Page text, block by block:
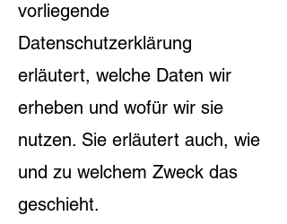
vorliegende
Datenschutzerklärung
erläutert, welche Daten wir
erheben und wofür wir sie
nutzen. Sie erläutert auch, wie
und zu welchem Zweck das
geschieht.